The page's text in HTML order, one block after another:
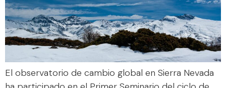
El observatorio de cambio global en Sierra Nevada